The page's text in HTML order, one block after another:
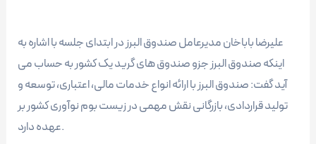
علیرضا باباخان مدیرعامل صندوق البرز در ابتدای جلسه با اشاره به
اینکه صندوق البرز جزو صندوق های گرید یک کشور به حساب می
آید گفت: صندوق البرز با ارائه انواع خدمات مالی، اعتباری، توسعه و
تولید قراردادی، بازرگانی نقش مهمی در زیست بوم نوآوری کشور بر
عهده دارد.